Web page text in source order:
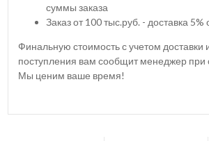
суммы заказа
Заказ от 100 тыс.руб. - доставка 5%
Финальную стоимость с учетом доставки
поступления вам сообщит менеджер при
Мы ценим ваше время!